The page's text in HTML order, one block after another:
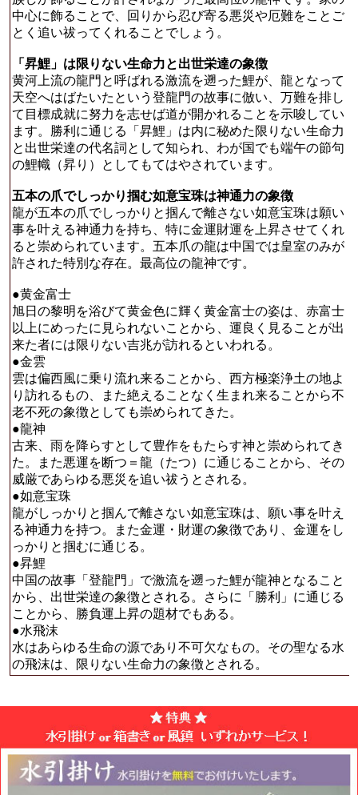
中心に飾ることで、回りから忍び寄る悪災や厄難をことご
とく追い祓ってくれることでしょう。
「昇鯉」は限りない生命力と出世栄達の象徴
黄河上流の龍門と呼ばれる激流を遡った鯉が、龍となって
天空へはばたいたという登龍門の故事に倣い、万難を排し
て目標成就に努力を志せば道が開かれることを示唆してい
ます。勝利に通じる「昇鯉」は内に秘めた限りない生命力
と出世栄達の代名詞として知られ、わが国でも端午の節句
の鯉幟（昇り）としてもてはやされています。
五本の爪でしっかり掴む如意宝珠は神通力の象徴
龍が五本の爪でしっかりと掴んで離さない如意宝珠は願い
事を叶える神通力を持ち、特に金運財運を上昇させてくれ
ると崇められています。五本爪の龍は中国では皇室のみが
許された特別な存在。最高位の龍神です。
●黄金富士
旭日の黎明を浴びて黄金色に輝く黄金富士の姿は、赤富士
以上にめったに見られないことから、運良く見ることが出
来た者には限りない吉兆が訪れるといわれる。
●金雲
雲は偏西風に乗り流れ来ることから、西方極楽浄土の地よ
り訪れるもの、また絶えることなく生まれ来ることから不
老不死の象徴としても崇められてきた。
●龍神
古来、雨を降らすとして豊作をもたらす神と崇められてき
た。また悪運を断つ＝龍（たつ）に通じることから、その
威厳であらゆる悪災を追い祓うとされる。
●如意宝珠
龍がしっかりと掴んで離さない如意宝珠は、願い事を叶え
る神通力を持つ。また金運・財運の象徴であり、金運をし
っかりと掴むに通じる。
●昇鯉
中国の故事「登龍門」で激流を遡った鯉が龍神となること
から、出世栄達の象徴とされる。さらに「勝利」に通じる
ことから、勝負運上昇の題材でもある。
●水飛沫
水はあらゆる生命の源であり不可欠なもの。その聖なる水
の飛沫は、限りない生命力の象徴とされる。